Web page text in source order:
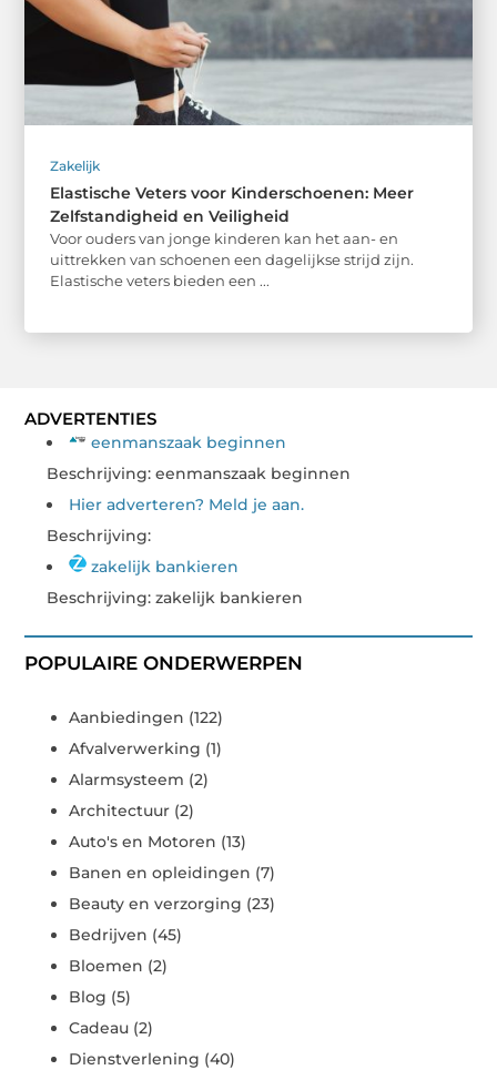
Zakelijk
Elastische Veters voor Kinderschoenen: Meer
Zelfstandigheid en Veiligheid
Voor ouders van jonge kinderen kan het aan- en
uittrekken van schoenen een dagelijkse strijd zijn.
Elastische veters bieden een ...
ADVERTENTIES
eenmanszaak beginnen
Beschrijving: eenmanszaak beginnen
Hier adverteren? Meld je aan.
Beschrijving:
zakelijk bankieren
Beschrijving: zakelijk bankieren
POPULAIRE ONDERWERPEN
Aanbiedingen (122)
Afvalverwerking (1)
Alarmsysteem (2)
Architectuur (2)
Auto's en Motoren (13)
Banen en opleidingen (7)
Beauty en verzorging (23)
Bedrijven (45)
Bloemen (2)
Blog (5)
Cadeau (2)
Dienstverlening (40)